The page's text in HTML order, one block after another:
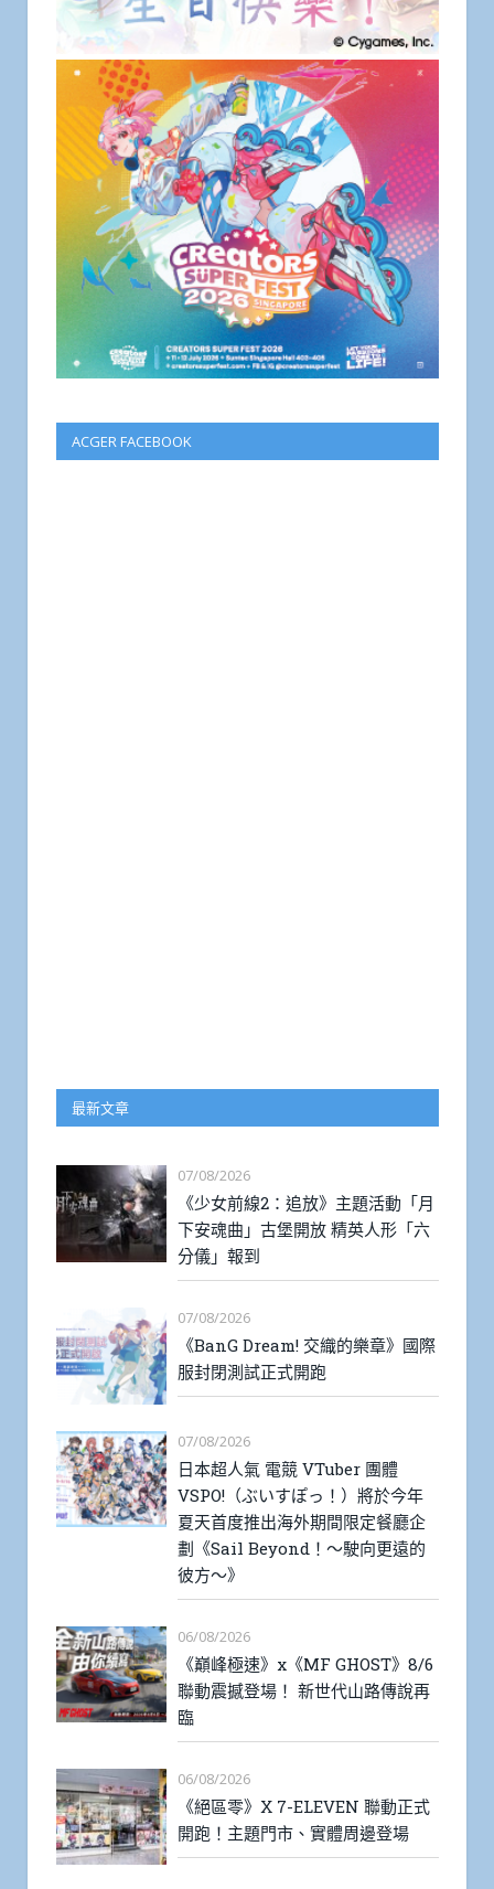
ACGER FACEBOOK
最新文章
07/08/2026
《少女前線2：追放》主題活動「月
下安魂曲」古堡開放 精英人形「六
分儀」報到
07/08/2026
《BanG Dream! 交織的樂章》國際
服封閉測試正式開跑
07/08/2026
日本超人氣 電競 VTuber 團體
VSPO!（ぶいすぽっ！）將於今年
夏天首度推出海外期間限定餐廳企
劃《Sail Beyond！～駛向更遠的
彼方～》
06/08/2026
《巔峰極速》x《MF GHOST》8/6
聯動震撼登場！ 新世代山路傳說再
臨
06/08/2026
《絕區零》X 7-ELEVEN 聯動正式
開跑！主題門市、實體周邊登場